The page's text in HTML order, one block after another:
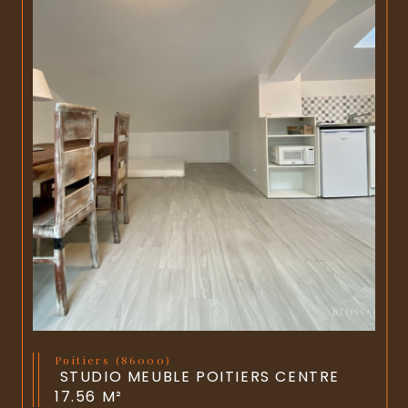
Poitiers (86000)
STUDIO MEUBLE POITIERS CENTRE
17.56 M²